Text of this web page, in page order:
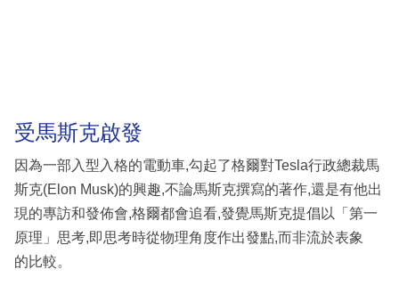
受馬斯克啟發
因為一部入型入格的電動車,勾起了格爾對Tesla行政總裁馬
斯克(Elon Musk)的興趣,不論馬斯克撰寫的著作,還是有他出
現的專訪和發佈會,格爾都會追看,發覺馬斯克提倡以「第一
原理」思考,即思考時從物理角度作出發點,而非流於表象
的比較。